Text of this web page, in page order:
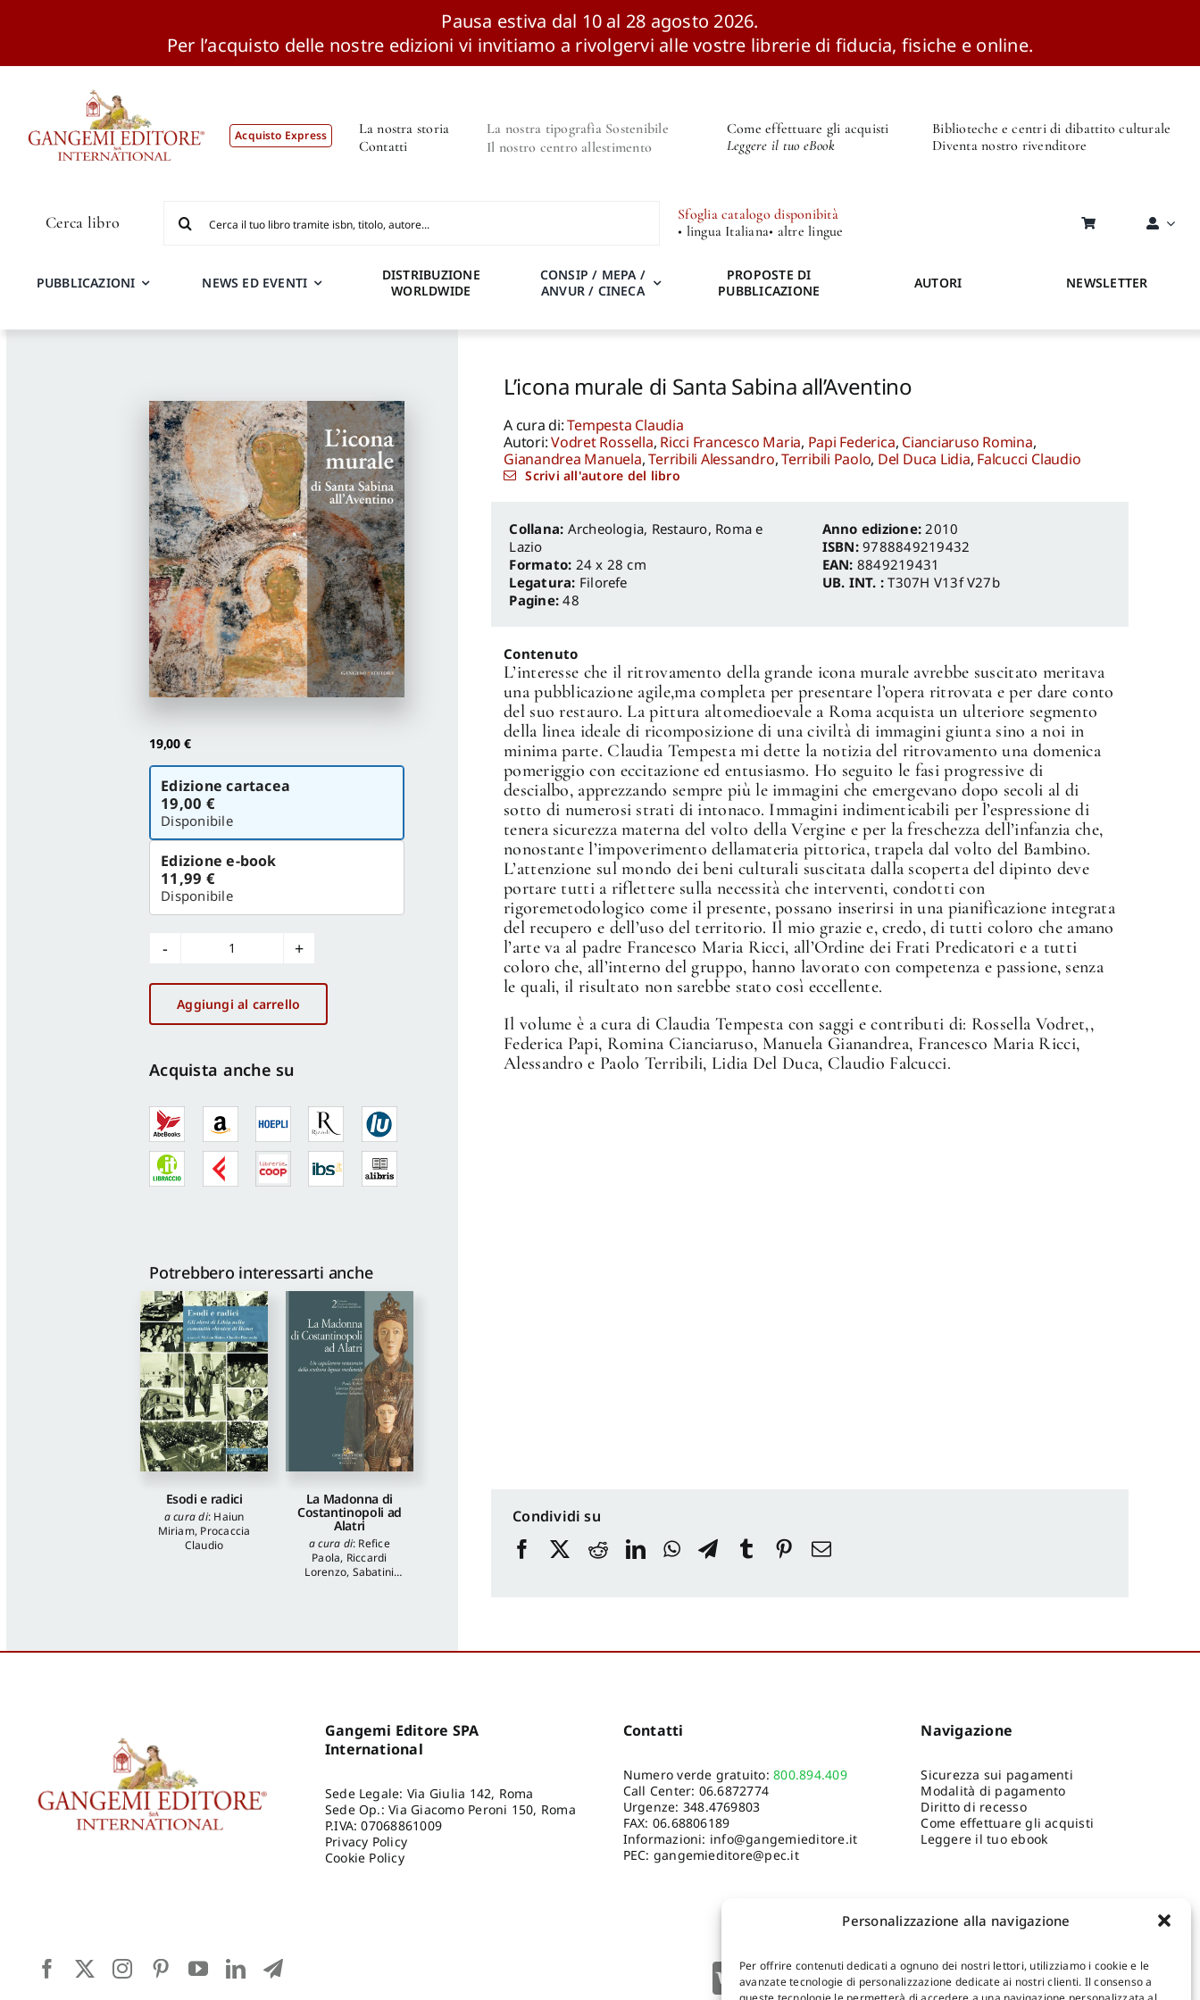
Personalizzazione alla navigazione
Per offrire contenuti dedicati a ognuno dei nostri lettori, utilizziamo i cookie e le
avanzate tecnologie di personalizzazione dedicate ai nostri clienti. Il consenso a
Pausa estiva dal 10 al 28 agosto 2026.
Per l’acquisto delle nostre edizioni vi invitiamo a rivolgervi alle vostre librerie di fiducia, fisiche e online.
Acquisto Express
La nostra storia
Contatti
La nostra tipografia Sostenibile
Il nostro centro allestimento
Come effettuare gli acquisti
Leggere il tuo eBook
Biblioteche e centri di dibattito culturale
Diventa nostro rivenditore
Cerca libro
per:
Sfoglia catalogo disponibità
• lingua Italiana• altre lingue
PUBBLICAZIONI NEWS ED EVENTI
DISTRIBUZIONE
WORLDWIDE
CONSIP / MEPA /
ANVUR / CINECA
PROPOSTE DI
PUBBLICAZIONE
AUTORI NEWSLETTER
19,00 €
Scegli
versione
Edizione cartacea
19,00 €
Disponibile
Edizione e-book
11,99 €
Disponibile
L'icona
murale
di
Santa
all'Aventino
Aggiungi al carrello
Acquista anche su
Potrebbero interessarti anche
Esodi e radici
a cura di: Haiun
Miriam, Procaccia
Claudio
La Madonna di
Costantinopoli ad
Alatri
a cura di: Refice
Paola, Riccardi
Lorenzo, Sabatini
L’icona murale di Santa Sabina all’Aventino
A cura di:Tempesta Claudia
Autori:Vodret Rossella, Ricci Francesco Maria, Papi Federica, Cianciaruso Romina,
Gianandrea Manuela,Terribili Alessandro,Terribili Paolo, Del Duca Lidia, Falcucci Claudio
Scrivi all'autore del libro
Archeologia, Restauro, Roma e
Lazio
Formato: 24 x 28 cm
Legatura: Filorefe
Pagine:48
Anno edizione: 2010
ISBN:9788849219432
EAN: 8849219431
UB. INT. :T307H V13f V27b
Contenuto
L’interesse che il ritrovamento della grande icona murale avrebbe suscitato meritava
una pubblicazione agile,ma completa per presentare l’opera ritrovata e per dare conto
del suo restauro. La pittura altomedioevale a Roma acquista un ulteriore segmento
della linea ideale di ricomposizione di una civiltà di immagini giunta sino a noi in
minima parte. Claudia Tempesta mi dette la notizia del ritrovamento una domenica
pomeriggio con eccitazione ed entusiasmo. Ho seguito le fasi progressive di
descialbo, apprezzando sempre più le immagini che emergevano dopo secoli al di
sotto di numerosi strati di intonaco. Immagini indimenticabili per l’espressione di
tenera sicurezza materna del volto della Vergine e per la freschezza dell’infanzia che,
nonostante l’impoverimento dellamateria pittorica, trapela dal volto del Bambino.
L’attenzione sul mondo dei beni culturali suscitata dalla scoperta del dipinto deve
portare tutti a riflettere sulla necessità che interventi, condotti con
rigoremetodologico come il presente, possano inserirsi in una pianificazione integrata
del recupero e dell’uso del territorio. Il mio grazie e, credo, di tutti coloro che amano
l’arte va al padre Francesco Maria Ricci, all’Ordine dei Frati Predicatori e a tutti
coloro che, all’interno del gruppo, hanno lavorato con competenza e passione, senza
le quali, il risultato non sarebbe stato così eccellente.
Il volume è a cura di Claudia Tempesta con saggi e contributi di: Rossella Vodret,,
Federica Papi, Romina Cianciaruso, Manuela Gianandrea, Francesco Maria Ricci,
Alessandro e Paolo Terribili, Lidia Del Duca, Claudio Falcucci.
Condividi su
Gangemi Editore SPA
International
Sede Legale: Via Giulia 142, Roma
Sede Op.: Via Giacomo Peroni 150, Roma
P.IVA: 07068861009
Privacy Policy
Cookie Policy
Contatti
Numero verde gratuito:800.894.409
Call Center: 06.6872774
Urgenze: 348.4769803
FAX: 06.68806189
Informazioni: info@gangemieditore.it
PEC: gangemieditore@pec.it
Navigazione
Sicurezza sui pagamenti
Modalità di pagamento
Diritto di recesso
Come effettuare gli acquisti
Leggere il tuo ebook